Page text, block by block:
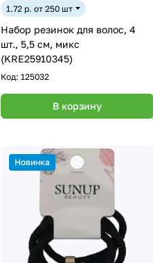
1.72 р. от 250 шт
Набор резинок для волос, 4
шт., 5,5 см, микс
(KRE25910345)
Код: 125032
В корзину
Новинка